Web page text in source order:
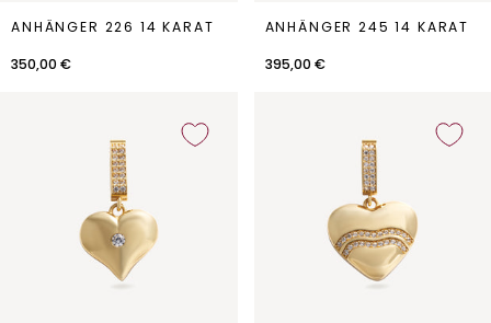
Anhänger
226
14
Karat
ANHÄNGER 226 14 KARAT
350,00 €
Anhänger
245
14
Karat
ANHÄNGER 245 14 KARAT
395,00 €